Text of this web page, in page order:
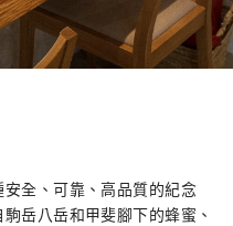
全、可靠、高品質的紀念
岳八岳和甲斐腳下的蜂蜜、